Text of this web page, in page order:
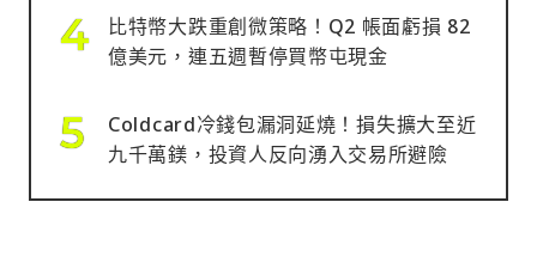
比特幣大跌重創微策略！Q2 帳面虧損 82
億美元，連五週暫停買幣屯現金
Coldcard冷錢包漏洞延燒！損失擴大至近
九千萬鎂，投資人反向湧入交易所避險